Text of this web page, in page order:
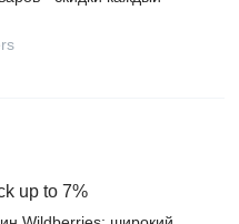
up to 7%